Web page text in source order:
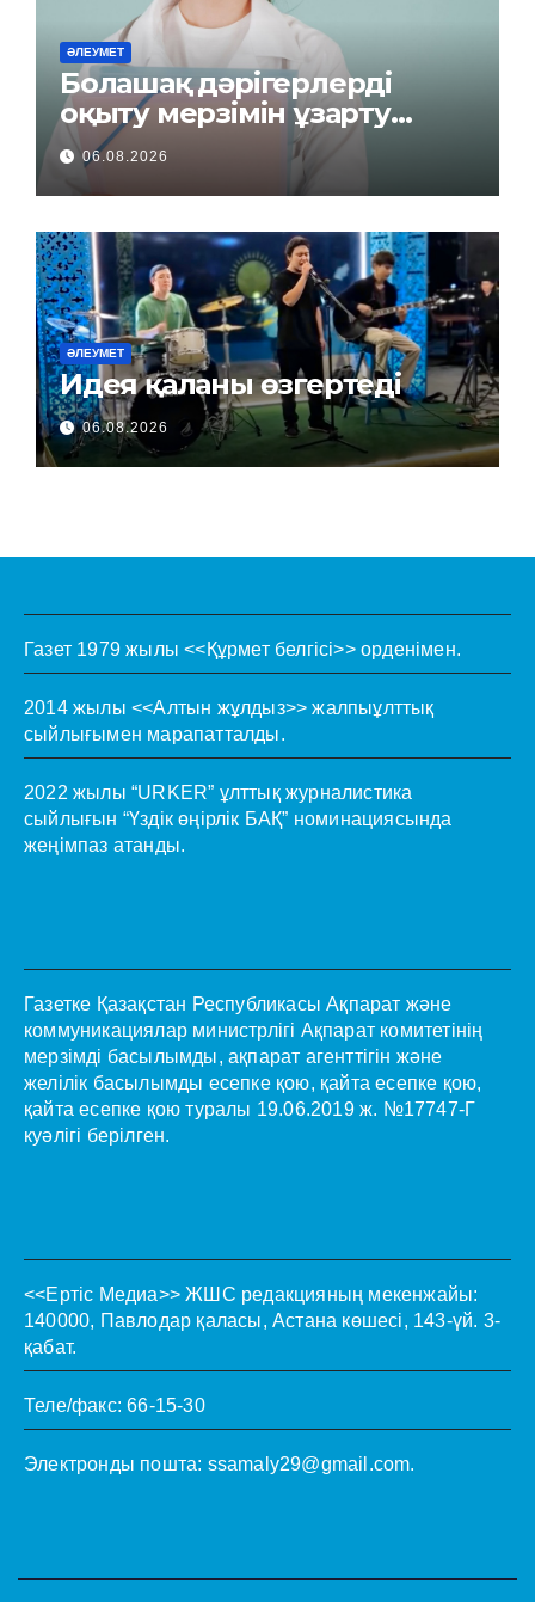
ӘЛЕУМЕТ
Болашақ дәрігерлерді
оқыту мерзімін ұзарту
керек пе?
06.08.2026
ӘЛЕУМЕТ
Идея қаланы өзгертеді
06.08.2026
Газет 1979 жылы <<Құрмет белгісі>> орденімен.
2014 жылы <<Алтын жұлдыз>> жалпыұлттық
сыйлығымен марапатталды.
2022 жылы “URKER” ұлттық журналистика
сыйлығын “Үздік өңірлік БАҚ” номинациясында
жеңімпаз атанды.
Газетке Қазақстан Республикасы Ақпарат және
коммуникациялар министрлігі Ақпарат комитетінің
мерзімді басылымды, ақпарат агенттігін және
желілік басылымды есепке қою, қайта есепке қою,
қайта есепке қою туралы 19.06.2019 ж. №17747-Г
куәлігі берілген.
<<Ертіс Медиа>> ЖШС редакцияның мекенжайы:
140000, Павлодар қаласы, Астана көшесі, 143-үй. 3-
қабат.
Теле/факс: 66-15-30
Электронды пошта: ssamaly29@gmail.com.